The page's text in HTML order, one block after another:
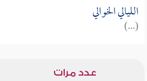
الليالي الخوالي
(...)
عدد مرات